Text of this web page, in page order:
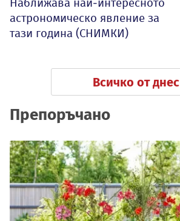
Наближава най-интересното
астрономическо явление за
тази година (СНИМКИ)
Всичко от днес
Препоръчано